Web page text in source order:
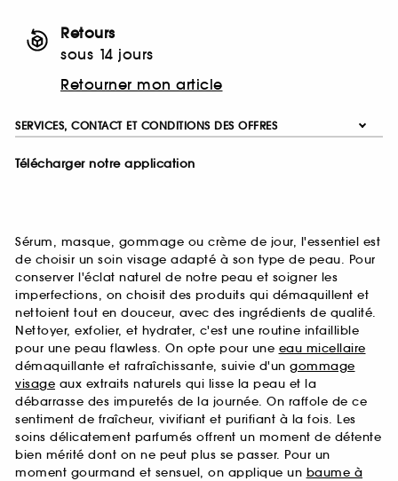
Retours
sous 14 jours
Retourner mon article
SERVICES, CONTACT ET CONDITIONS DES OFFRES
Télécharger notre application
Sérum, masque, gommage ou crème de jour, l'essentiel est
de choisir un soin visage adapté à son type de peau. Pour
conserver l'éclat naturel de notre peau et soigner les
imperfections, on choisit des produits qui démaquillent et
nettoient tout en douceur, avec des ingrédients de qualité.
Nettoyer, exfolier, et hydrater, c'est une routine infaillible
pour une peau flawless. On opte pour une eau micellaire
démaquillante et rafraîchissante, suivie d'un gommage
visage aux extraits naturels qui lisse la peau et la
débarrasse des impuretés de la journée. On raffole de ce
sentiment de fraîcheur, vivifiant et purifiant à la fois. Les
soins délicatement parfumés offrent un moment de détente
bien mérité dont on ne peut plus se passer. Pour un
moment gourmand et sensuel, on applique un baume à